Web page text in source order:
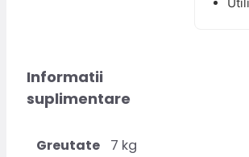
Informatii
suplimentare
Greutate
7 kg